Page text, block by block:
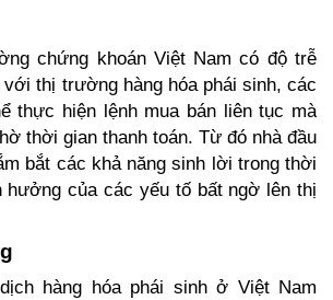
chứng khoán Việt Nam có độ trễ
với thị trường hàng hóa phái sinh, các
thực hiện lệnh mua bán liên tục mà
thời gian thanh toán. Từ đó nhà đầu
bắt các khả năng sinh lời trong thời
hưởng của các yếu tố bất ngờ lên thị
hàng hóa phái sinh ở Việt Nam